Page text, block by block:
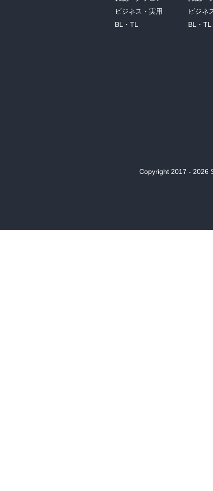
著者は結論的に、次のように述べている。
・「天才は正常よりもむしろ狂気に近い
似たものだ」といったパスカルのコトバ
ない。日常生活への適応を犠牲にするこ
これらの創造行為が、途中で挫折するこ
むしろ無理解のゆえに迫害されるに至
ためなどにより貫かれていき、あるとき
価値創造として認められた瞬間に、そ
ビジネス・実用
BL・TL
ビジネ
BL・TL
Copyright 2017 - 2026